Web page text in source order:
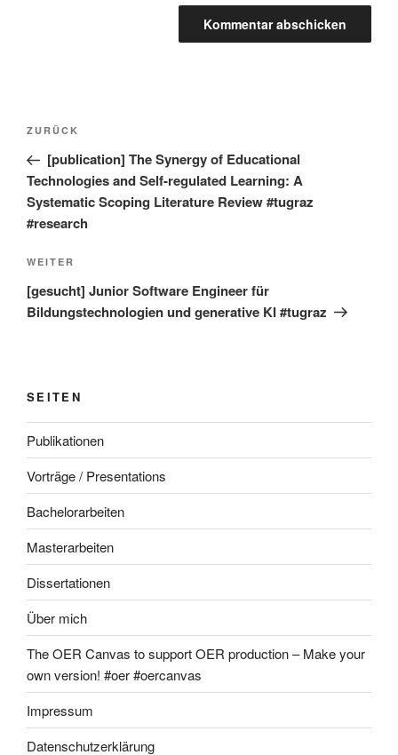
Beitragsnavigation
Vorheriger
Beitrag
ZURÜCK
[publication] The Synergy of Educational
Technologies and Self-regulated Learning: A
Systematic Scoping Literature Review #tugraz
#research
Nächster
Beitrag
WEITER
[gesucht] Junior Software Engineer für
Bildungstechnologien und generative KI #tugraz
SEITEN
Publikationen
Vorträge / Presentations
Bachelorarbeiten
Masterarbeiten
Dissertationen
Über mich
The OER Canvas to support OER production – Make your
own version! #oer #oercanvas
Impressum
Datenschutzerklärung